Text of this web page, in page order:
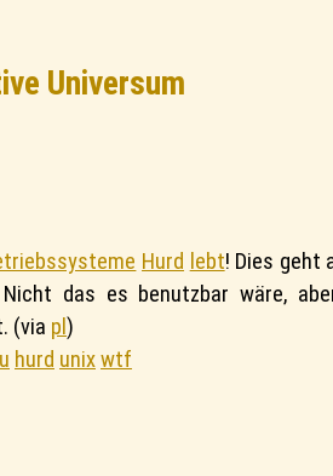
Universum
Hurd lebt! Dies
Nicht das es benutzbar wäre,
(via pl)
hurd unixwtf